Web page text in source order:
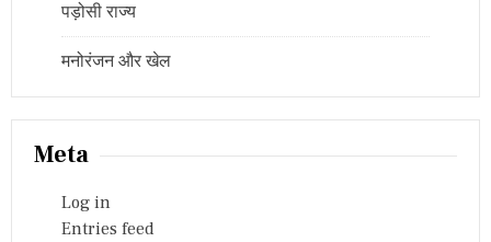
पड़ोसी राज्य
मनोरंजन और खेल
Meta
Log in
Entries feed